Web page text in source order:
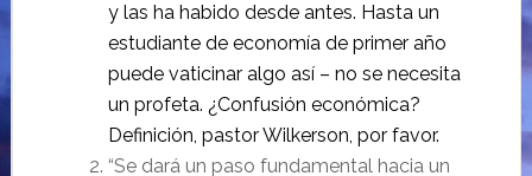
y las ha habido desde antes. Hasta un
estudiante de economía de primer año
puede vaticinar algo así – no se necesita
un profeta. ¿Confusión económica?
Definición, pastor Wilkerson, por favor.
“Se dará un paso fundamental hacia un